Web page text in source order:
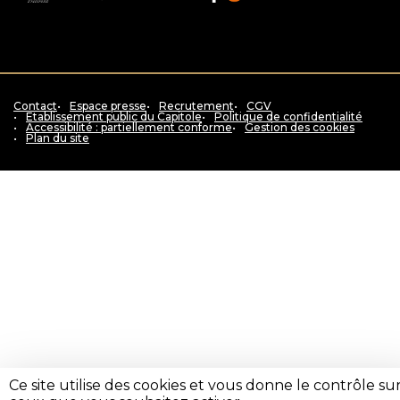
Ce site utilise des cookies et vous donne le contrôle
Contact Espace presse Recrutement
CGV
Etablissement public du Capitole
Politique de confidentialité
Accessibilité : partiellement conforme
Gestion des cookies
Plan du site